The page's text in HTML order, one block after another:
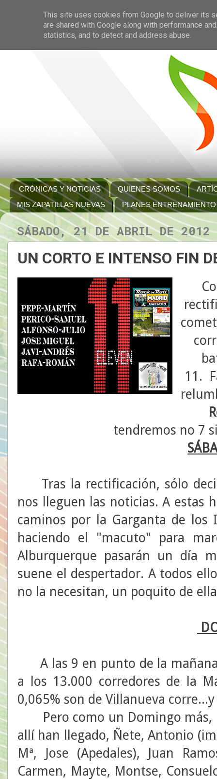
CRÓNICAS Y NOTICIAS QUIENES SOMOS
MIS ZAPATILLAS NUEVAS
PLANES ENTRENAMIENTO
SÁBADO, 21 DE ABRIL DE 2012
UN CORTO E INTENSO FIN
11.
tendremos no 7
Tras la rectificación, sólo
nos lleguen las noticias. A estas
caminos por la Garganta de los
haciendo el "macuto" para
Alburquerque pasarán un día
suene el despertador. A todos
no la necesitan, un poquito de
A las 9 en punto de la
a los 13.000 corredores de la
0,065% son de Villanueva
Pero como un Domingo más,
allí han llegado, Ñete, Antonio
Mª, Jose (Apedales), Juan
Carmen, Mayte, Montse,
This site uses cookies from Google to deliver its
are shared with Google along with performance
statistics, and to detect and address abuse.